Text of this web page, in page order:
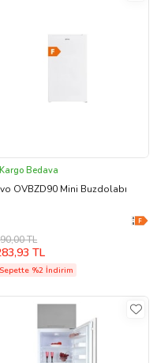
Kargo Bedava
OVBZD90 Mini Buzdolabı
TL
TL
Sepette %2 İndirim